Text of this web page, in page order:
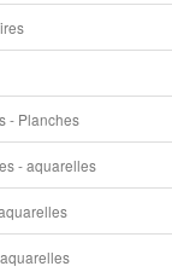
- Planches
- aquarelles